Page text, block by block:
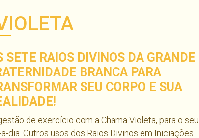
SETE RAIOS DIVINOS DA GRANDE
BRANCA PARA
SEU CORPO E SUA
de exercício com a Chama Violeta, para o seu
dia. Outros usos dos Raios Divinos em Iniciações